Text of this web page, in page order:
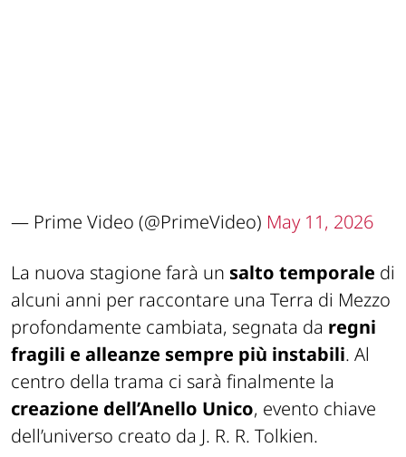
— Prime Video (@PrimeVideo) May 11, 2026
La nuova stagione farà un salto temporale di
alcuni anni per raccontare una Terra di Mezzo
profondamente cambiata, segnata da regni
fragili e alleanze sempre più instabili. Al
centro della trama ci sarà finalmente la
creazione dell’Anello Unico, evento chiave
dell’universo creato da J. R. R. Tolkien.